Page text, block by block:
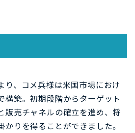
り、コメ兵様は米国市場におけ
構築。初期段階からターゲット
販売チャネルの確立を進め、将
りを得ることができました。